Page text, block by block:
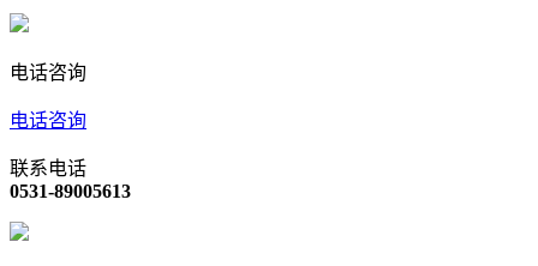
电话咨询
电话咨询
联系电话
0531-89005613